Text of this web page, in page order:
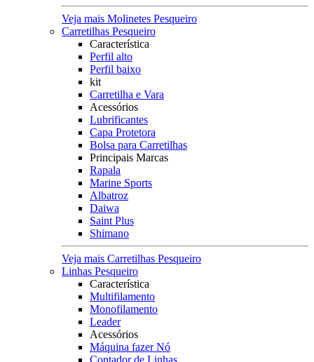
Veja mais Molinetes Pesqueiro
Carretilhas Pesqueiro
Característica
Perfil alto
Perfil baixo
kit
Carretilha e Vara
Acessórios
Lubrificantes
Capa Protetora
Bolsa para Carretilhas
Principais Marcas
Rapala
Marine Sports
Albatroz
Daiwa
Saint Plus
Shimano
Veja mais Carretilhas Pesqueiro
Linhas Pesqueiro
Característica
Multifilamento
Monofilamento
Leader
Acessórios
Máquina fazer Nó
Contador de Linhas